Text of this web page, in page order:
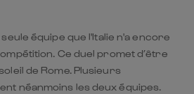
seule équipe que l'Italie n'a encore
Ce duel promet d’être
de Rome. Plusieurs
néanmoins les deux équipes.